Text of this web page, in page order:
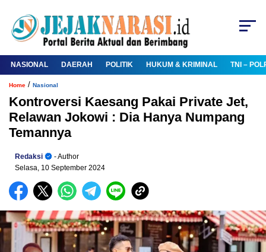
NASIONAL DAERAH POLITIK HUKUM & KRIMINAL TNI –
Home / Nasional
Kontroversi Kaesang Pakai Private Jet,
Relawan Jokowi : Dia Hanya Numpang
Temannya
Redaksi
- Author
Selasa, 10 September 2024